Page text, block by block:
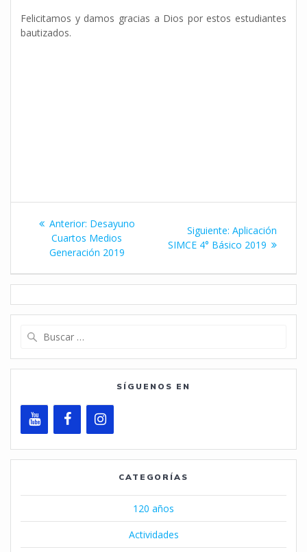
Felicitamos y damos gracias a Dios por estos estudiantes
bautizados.
Navegación
entradas
Anterior: Entrada
anterior:
Desayuno
Cuartos Medios
Generación 2019
Siguiente: Siguiente
entrada:
Aplicación
SIMCE 4° Básico 2019
SÍGUENOS EN
CATEGORÍAS
120 años
Actividades